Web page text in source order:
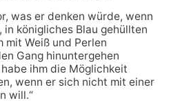
was er denken würde, wenn
in königliches Blau gehüllten
mit Weiß und Perlen
Gang hinuntergehen
ihm die Möglichkeit
wenn er sich nicht mit einer
will.“